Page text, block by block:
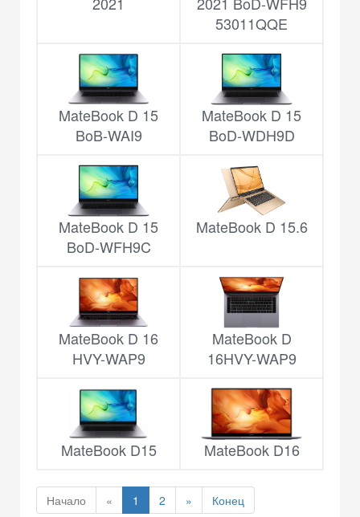
53011QQE
MateBook D 15
BoB-WAI9
MateBook D 15
BoD-WDH9D
MateBook D 15
BoD-WFH9C
MateBook D 15.6
MateBook D 16
HVY-WAP9
MateBook D
16HVY-WAP9
MateBook D15 MateBook D16
Начало « 1 2 » Конец